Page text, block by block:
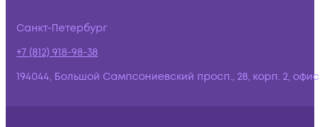
Санкт-Петербург
+7 (812) 918-98-38
194044, Большой Сампсониевский просп., 28, корп. 2,